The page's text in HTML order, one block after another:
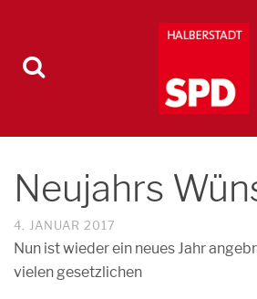
Neujahrs
4. JANUAR 2017
Nun ist wieder ein neues Jahr
vielen gesetzlichen